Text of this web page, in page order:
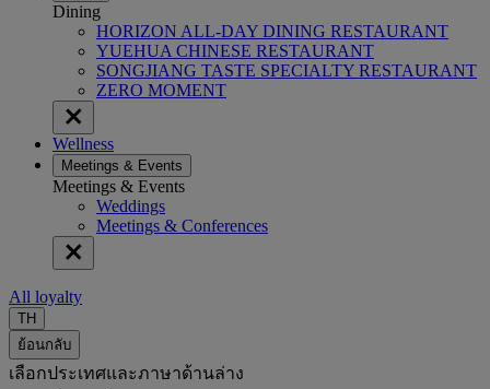
Dining
HORIZON ALL-DAY DINING RESTAURANT
YUEHUA CHINESE RESTAURANT
SONGJIANG TASTE SPECIALTY RESTAURANT
ZERO MOMENT
Wellness
Meetings & Events
Meetings & Events
Weddings
Meetings & Conferences
All loyalty
TH
ย้อนกลับ
เลือกประเทศและภาษาด้านล่าง